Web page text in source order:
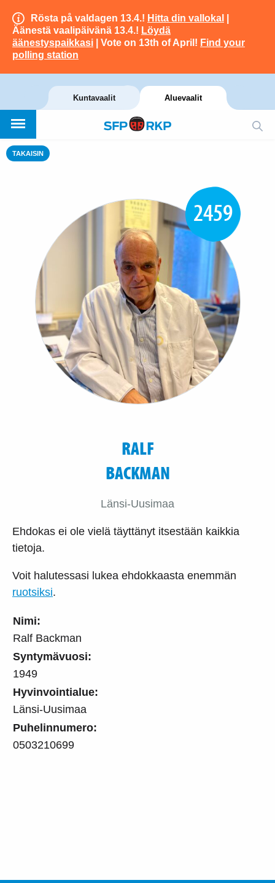
Rösta på valdagen 13.4.! Hitta din vallokal
Äänestä vaalipäivänä 13.4.! Löydä
äänestyspaikkasi | Vote on 13th of April! Find your
polling station
Kuntavaalit Aluevaalit
TAKAISIN
Nimi:
Ralf Backman
Syntymävuosi:
1949
Hyvinvointialue:
Länsi-Uusimaa
Puhelinnumero:
0503210699
2459
RALF
BACKMAN
Länsi-Uusimaa
Ehdokas ei ole vielä täyttänyt itsestään kaikkia
tietoja.
Voit halutessasi lukea ehdokkaasta enemmän
ruotsiksi.